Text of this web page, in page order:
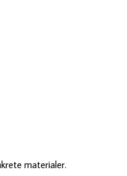
materialer.